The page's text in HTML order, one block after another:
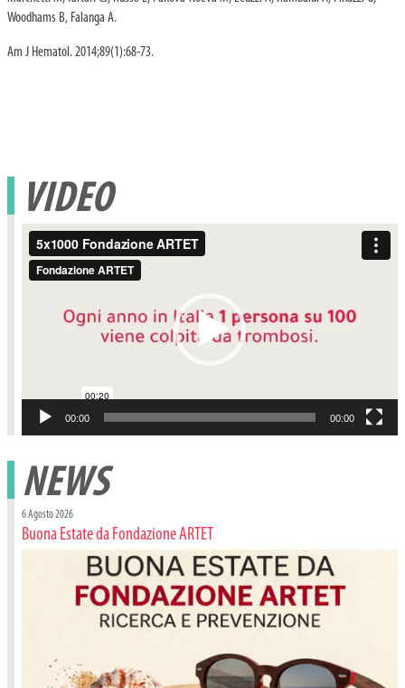
Woodhams B, Falanga A.
Am J Hematol. 2014;89(1):68-73.
VIDEO
Video
Player
00:00 00:00
NEWS
6 Agosto 2026
Buona Estate da Fondazione ARTET